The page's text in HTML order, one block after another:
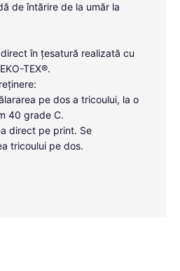
de întărire de la umăr la
în țesatură realizată cu
TEX®.
pe dos a tricoului, la o
40 grade C.
direct pe print. Se
tricoului pe dos.